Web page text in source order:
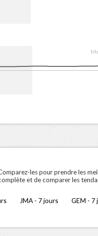
les pour prendre les
et de comparer les
JMA - 7 jours GEM - 7